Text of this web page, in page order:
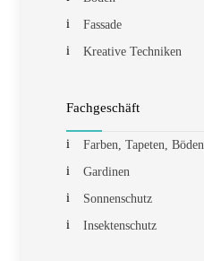
Fassade
Kreative Techniken
Fachgeschäft
Farben, Tapeten, Böden
Gardinen
Sonnenschutz
Insektenschutz